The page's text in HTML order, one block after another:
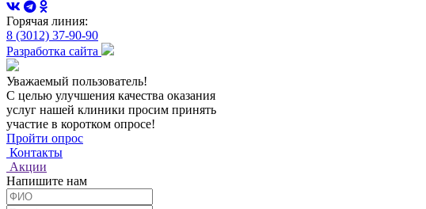
Горячая линия:
8 (3012) 37-90-90
Разработка сайта
Уважаемый пользователь!
С целью улучшения качества оказания
услуг нашей клиники просим принять
участие в коротком опросе!
Пройти опрос
Контакты
Акции
Напишите нам